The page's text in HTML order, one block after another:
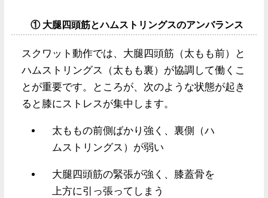
① 大腿四頭筋とハムストリングスのアンバランス
スクワット動作では、大腿四頭筋（太もも前）と
ハムストリングス（太もも裏）が協調して働くこ
とが重要です。ところが、次のような状態が起き
ると膝にストレスが集中します。
太ももの前側ばかり強く、裏側（ハ
ムストリングス）が弱い
大腿四頭筋の緊張が強く、膝蓋骨を
上方に引っ張ってしまう